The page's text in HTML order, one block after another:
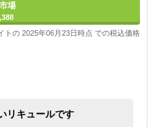
場
トの 2025年06月23日時点 での税込価格
リキュールです